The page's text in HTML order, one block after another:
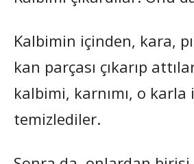
Kalbimin içinden, kara,
kan parçası çıkarıp
kalbimi, karnımı, o karla
temizlediler.